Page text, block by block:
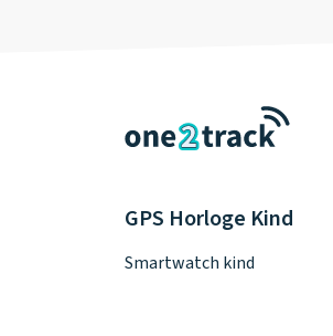
GPS Horloge Kind
Smartwatch kind